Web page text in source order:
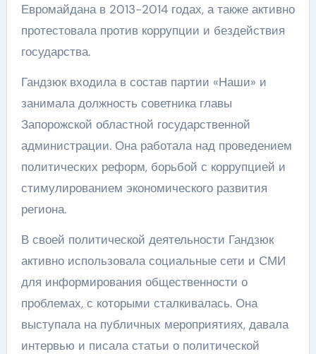
Евромайдана в 2013-2014 годах, а также активно
протестовала против коррупции и бездействия
государства.
Гандзюк входила в состав партии «Наши» и
занимала должность советника главы
Запорожской областной государственной
администрации. Она работала над проведением
политических реформ, борьбой с коррупцией и
стимулированием экономического развития
региона.
В своей политической деятельности Гандзюк
активно использовала социальные сети и СМИ
для информирования общественности о
проблемах, с которыми сталкивалась. Она
выступала на публичных мероприятиях, давала
интервью и писала статьи о политической